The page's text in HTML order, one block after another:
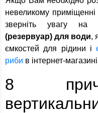
невеликому
зверніть увагу на
(резервуар) для води,
ємкостей для рідини і
риби в інтернет-
8